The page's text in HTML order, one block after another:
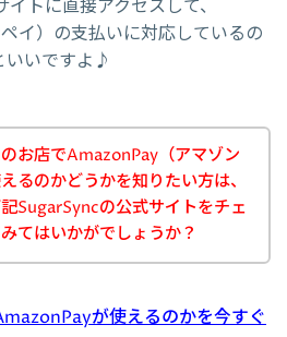
トに直接アクセスして、
イ）の支払いに対応しているの
いいですよ♪
お店でAmazonPay（アマゾン
るのかどうかを知りたい方は、
SugarSyncの公式サイトをチェ
てはいかがでしょうか？
が使えるのかを今すぐ